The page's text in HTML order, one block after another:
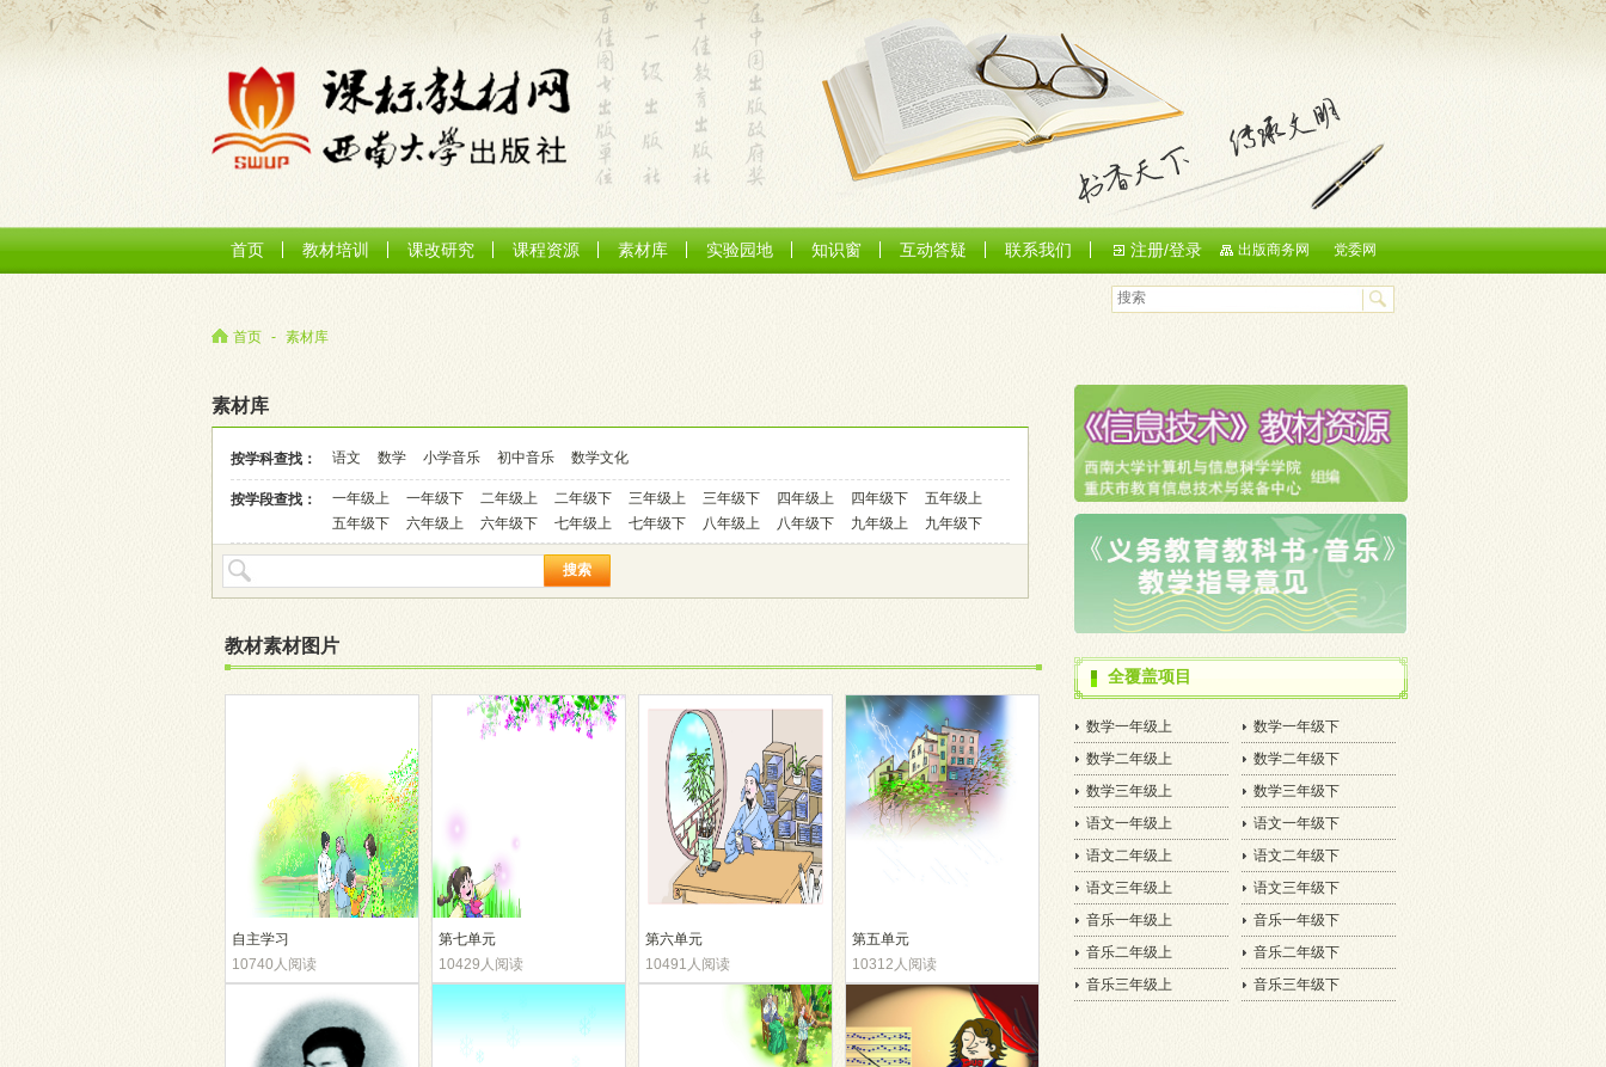
首页 教材培训 课改研究 课程资源 素材库 实验园地 知识窗 互动答疑 联系我们 党委网
出版商务网
注册/登录
首页 - 素材库
素材库
按学科查找： 语文 数学 小学音乐 初中音乐 数学文化
按学段查找： 一年级上 一年级下 二年级上 二年级下 三年级上 三年级下 四年级上 四年级下
五年级上
五年级下
六年级上 六年级下 七年级上 七年级下 八年级上 八年级下 九年级上 九年级下
搜索
教材素材图片
自主学习
10740人阅读
第七单元
10429人阅读
第六单元
10491人阅读
第五单元
10312人阅读
全覆盖项目
数学一年级上
数学二年级上
数学三年级上
语文一年级上
语文二年级上
语文三年级上
音乐一年级上
音乐二年级上
音乐三年级上
数学一年级下
数学二年级下
数学三年级下
语文一年级下
语文二年级下
语文三年级下
音乐一年级下
音乐二年级下
音乐三年级下